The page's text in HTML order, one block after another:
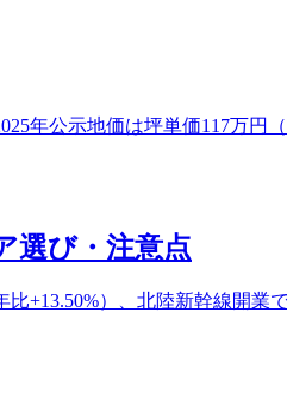
年公示地価は坪単価117万円
選び・注意点
+13.50%）、北陸新幹線開